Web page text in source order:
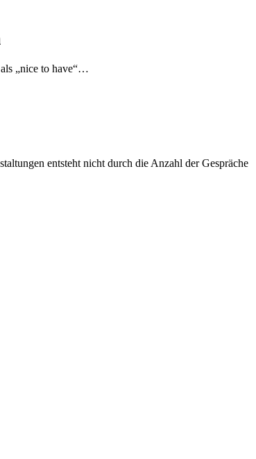
„nice to have“…
entsteht nicht durch die Anzahl der Gespräche